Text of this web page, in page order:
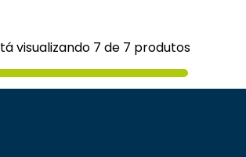
visualizando 7 de 7 produtos